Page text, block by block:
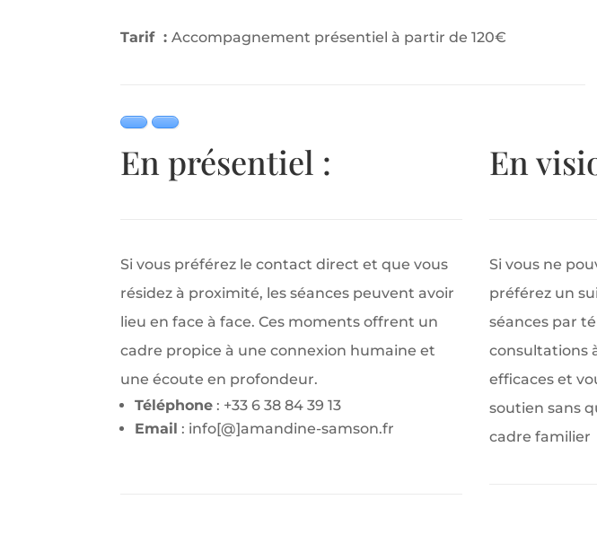
Tarif :Accompagnement présentiel à partir de 120€
En présentiel :
Si vous préférez le contact direct et que vous
résidez à proximité, les séances peuvent avoir
lieu en face à face. Ces moments offrent un
cadre propice à une connexion humaine et
une écoute en profondeur.
Téléphone : +33 6 38 84 39 13
Email : info[@]amandine-samson.fr
En
Si vous ne
préférez un
séances par
consultations
efficaces et
soutien sans
cadre familier